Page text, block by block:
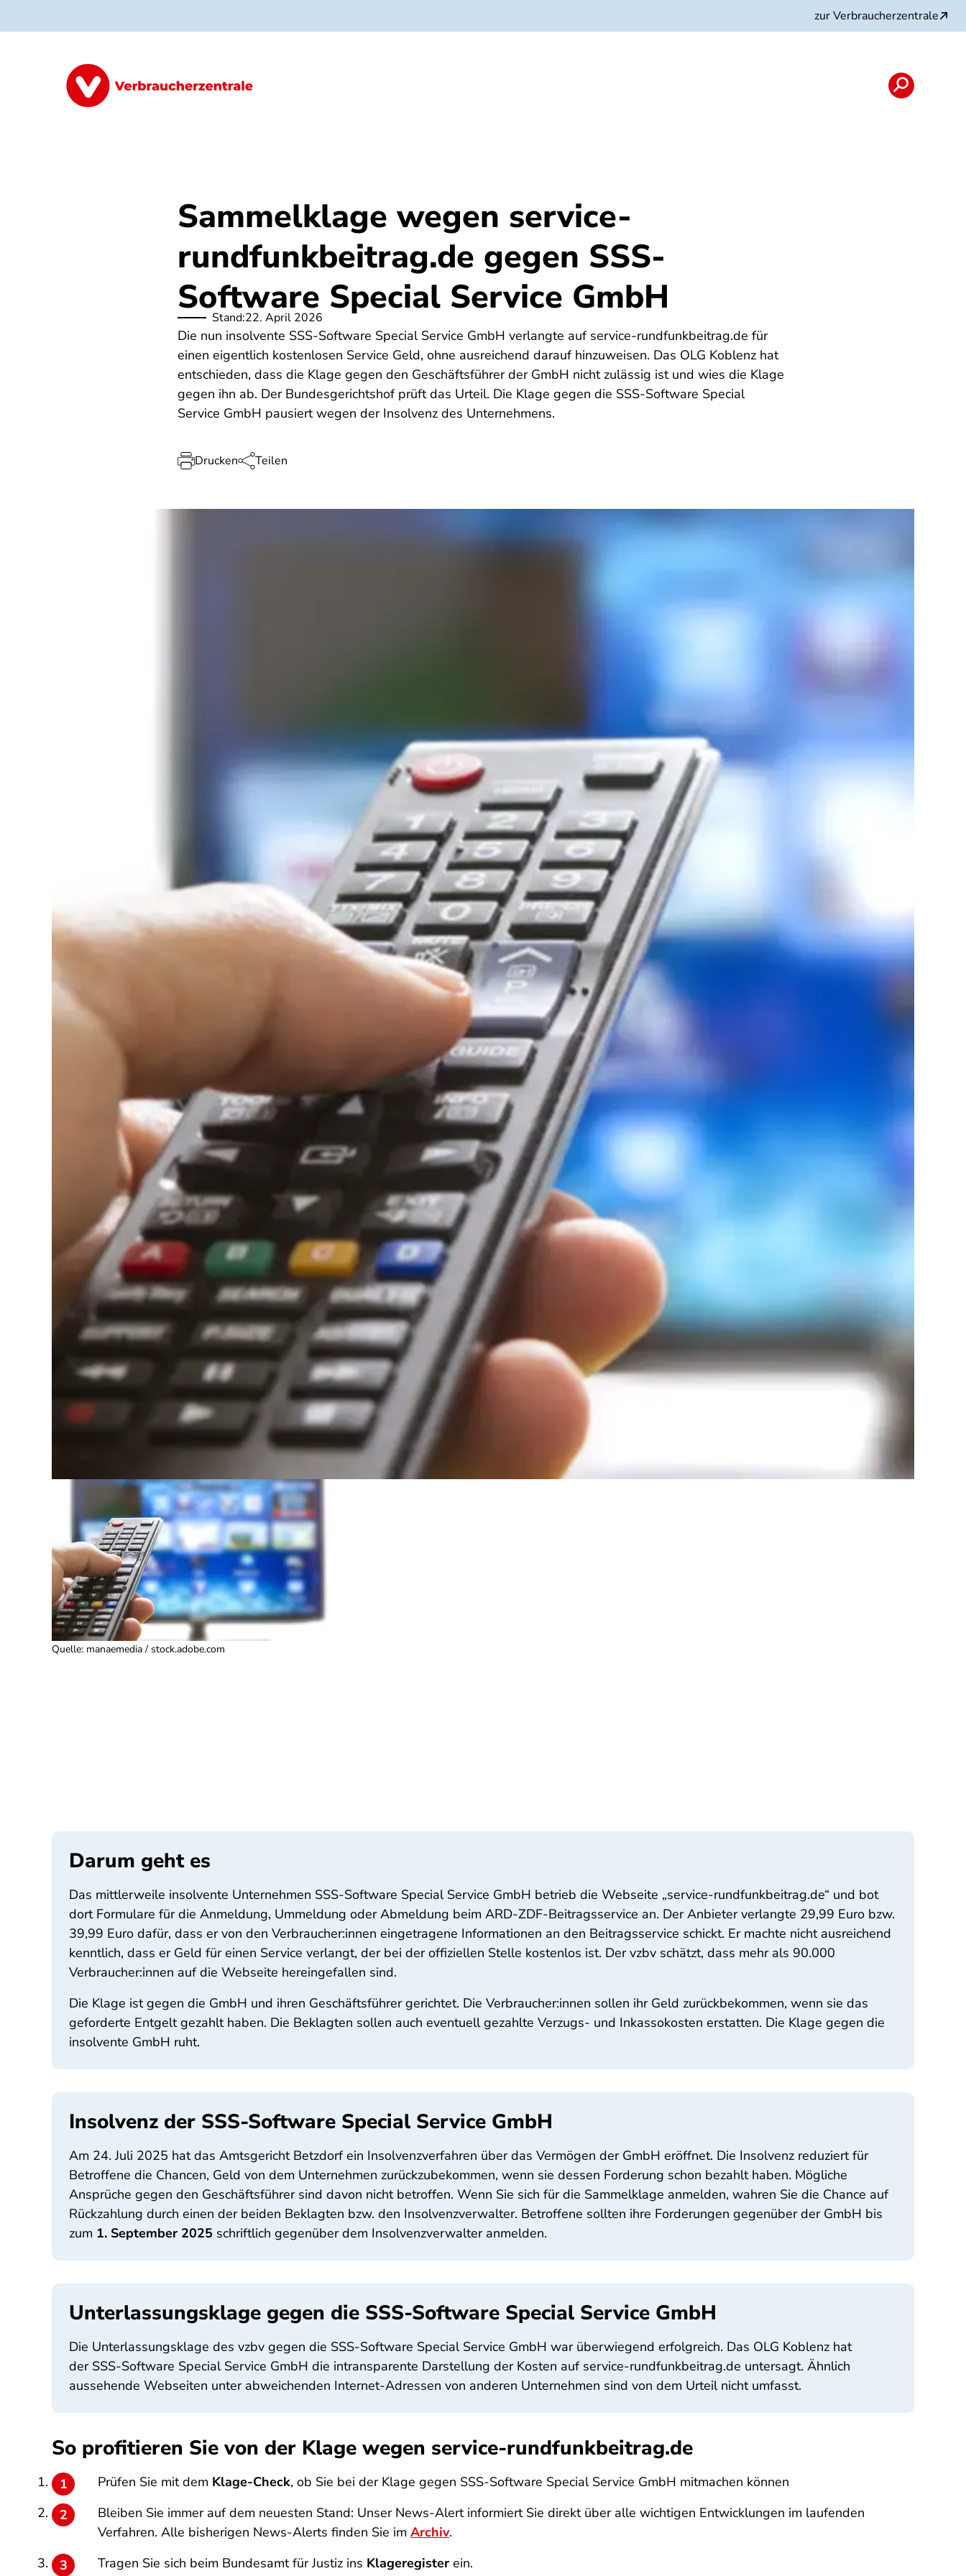
zur Verbraucherzentrale
Alle Klagen So funktioniert's
Sammelklage wegen service-
rundfunkbeitrag.de gegen SSS-
Software Special Service GmbH
Stand:22. April 2026
Die nun insolvente SSS-Software Special Service GmbH verlangte auf service-rundfunkbeitrag.de für
einen eigentlich kostenlosen Service Geld, ohne ausreichend darauf hinzuweisen. Das OLG Koblenz hat
entschieden, dass die Klage gegen den Geschäftsführer der GmbH nicht zulässig ist und wies die Klage
gegen ihn ab. Der Bundesgerichtshof prüft das Urteil. Die Klage gegen die SSS-Software Special
Service GmbH pausiert wegen der Insolvenz des Unternehmens.
Drucken Teilen
Quelle: manaemedia / stock.adobe.com
Darum geht es
Das mittlerweile insolvente Unternehmen SSS-Software Special Service GmbH betrieb die Webseite „service-rundfunkbeitrag.de“ und bot
dort Formulare für die Anmeldung, Ummeldung oder Abmeldung beim ARD-ZDF-Beitragsservice an. Der Anbieter verlangte 29,99 Euro bzw.
39,99 Euro dafür, dass er von den Verbraucher:innen eingetragene Informationen an den Beitragsservice schickt. Er machte nicht ausreichend
kenntlich, dass er Geld für einen Service verlangt, der bei der offiziellen Stelle kostenlos ist. Der vzbv schätzt, dass mehr als 90.000
Verbraucher:innen auf die Webseite hereingefallen sind.
Die Klage ist gegen die GmbH und ihren Geschäftsführer gerichtet. Die Verbraucher:innen sollen ihr Geld zurückbekommen, wenn sie das
geforderte Entgelt gezahlt haben. Die Beklagten sollen auch eventuell gezahlte Verzugs- und Inkassokosten erstatten. Die Klage gegen die
insolvente GmbH ruht.
Insolvenz der SSS-Software Special Service GmbH
Am 24. Juli 2025 hat das Amtsgericht Betzdorf ein Insolvenzverfahren über das Vermögen der GmbH eröffnet. Die Insolvenz reduziert für
Betroffene die Chancen, Geld von dem Unternehmen zurückzubekommen, wenn sie dessen Forderung schon bezahlt haben. Mögliche
Ansprüche gegen den Geschäftsführer sind davon nicht betroffen. Wenn Sie sich für die Sammelklage anmelden, wahren Sie die Chance auf
Rückzahlung durch einen der beiden Beklagten bzw. den Insolvenzverwalter. Betroffene sollten ihre Forderungen gegenüber der GmbH bis
zum 1. September 2025 schriftlich gegenüber dem Insolvenzverwalter anmelden.
Unterlassungsklage gegen die SSS-Software Special Service GmbH
Die Unterlassungsklage des vzbv gegen die SSS-Software Special Service GmbH war überwiegend erfolgreich. Das OLG Koblenz hat
der SSS-Software Special Service GmbH die intransparente Darstellung der Kosten auf service-rundfunkbeitrag.de untersagt. Ähnlich
aussehende Webseiten unter abweichenden Internet-Adressen von anderen Unternehmen sind von dem Urteil nicht umfasst.
So profitieren Sie von der Klage wegen service-rundfunkbeitrag.de
Prüfen Sie mit dem Klage-Check, ob Sie bei der Klage gegen SSS-Software Special Service GmbH mitmachen können
Bleiben Sie immer auf dem neuesten Stand: Unser News-Alert informiert Sie direkt über alle wichtigen Entwicklungen im laufenden
Verfahren. Alle bisherigen News-Alerts finden Sie im Archiv.
Tragen Sie sich beim Bundesamt für Justiz ins Klageregister ein.